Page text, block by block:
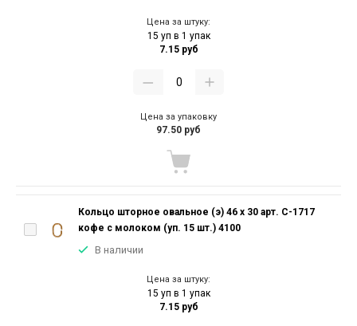
Цена за штуку:
15 уп в 1 упак
7.15 руб
Цена за упаковку
97.50 руб
Кольцо шторное овальное (э) 46 х 30 арт. С-1717
кофе с молоком (уп. 15 шт.) 4100
В наличии
Цена за штуку:
15 уп в 1 упак
7.15 руб